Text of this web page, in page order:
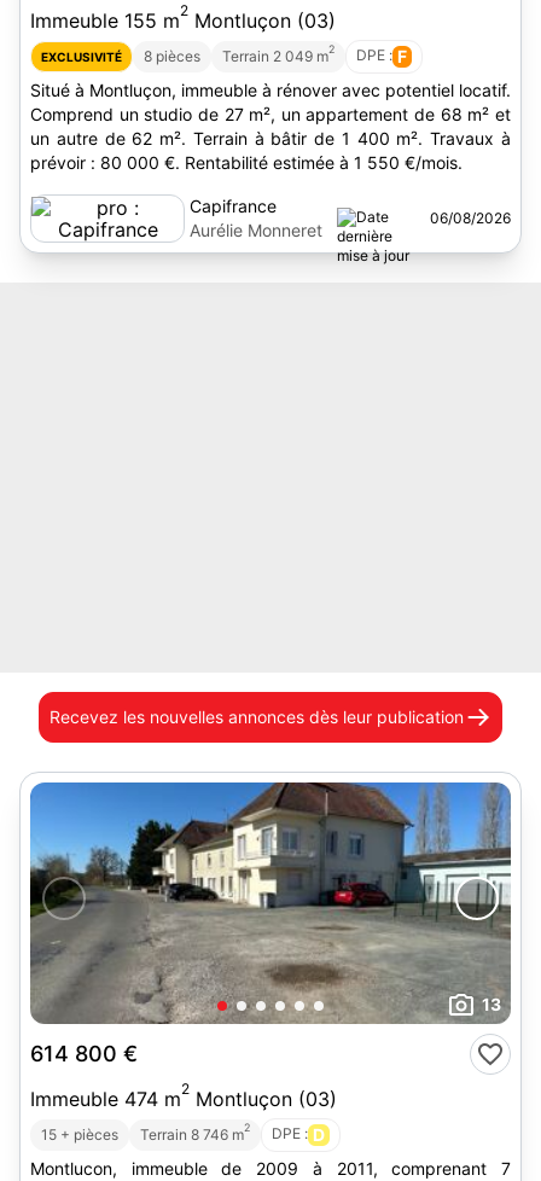
Immeuble 155 m2 Montluçon (03)
EXCLUSIVITÉ 8 pièces Terrain 2 049 m2 DPE : F
Situé à Montluçon, immeuble à rénover avec potentiel locatif.
Comprend un studio de 27 m², un appartement de 68 m² et
un autre de 62 m². Terrain à bâtir de 1 400 m². Travaux à
prévoir : 80 000 €. Rentabilité estimée à 1 550 €/mois.
Capifrance
Aurélie Monneret
06/08/2026
Recevez les nouvelles annonces dès leur publication
13
614 800 €
Immeuble 474 m2 Montluçon (03)
15 + pièces Terrain 8 746 m2 DPE : D
Montlucon, immeuble de 2009 à 2011, comprenant 7